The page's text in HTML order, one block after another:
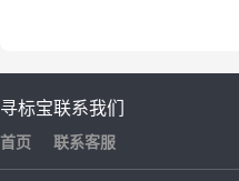
寻标宝
首页
联系我们
联系客服